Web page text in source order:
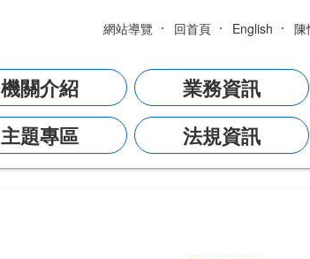
網站導覽 回首頁 English 陳
機關介紹 業務資訊
主題專區 法規資訊